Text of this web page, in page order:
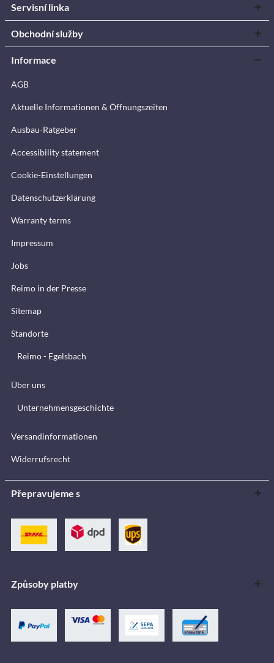
Servisní linka
Obchodní služby
Informace
AGB
Aktuelle Informationen & Öffnungszeiten
Ausbau-Ratgeber
Accessibility statement
Cookie-Einstellungen
Datenschutzerklärung
Warranty terms
Impressum
Jobs
Reimo in der Presse
Sitemap
Standorte
Reimo - Egelsbach
Über uns
Unternehmensgeschichte
Versandinformationen
Widerrufsrecht
Přepravujeme s
Způsoby platby